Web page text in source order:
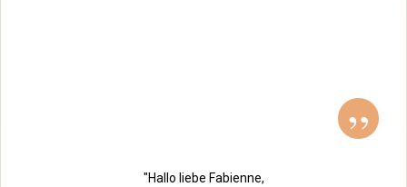
"Hallo liebe Fabienne,
”